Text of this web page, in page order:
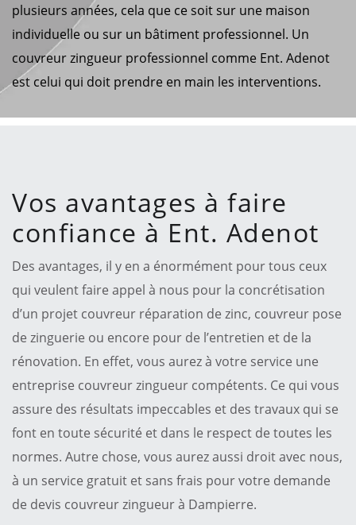
plusieurs années, cela que ce soit sur une maison
individuelle ou sur un bâtiment professionnel. Un
couvreur zingueur professionnel comme Ent. Adenot
est celui qui doit prendre en main les interventions.
Vos avantages à faire
confiance à Ent. Adenot
Des avantages, il y en a énormément pour tous ceux
qui veulent faire appel à nous pour la concrétisation
d’un projet couvreur réparation de zinc, couvreur pose
de zinguerie ou encore pour de l’entretien et de la
rénovation. En effet, vous aurez à votre service une
entreprise couvreur zingueur compétents. Ce qui vous
assure des résultats impeccables et des travaux qui se
font en toute sécurité et dans le respect de toutes les
normes. Autre chose, vous aurez aussi droit avec nous,
à un service gratuit et sans frais pour votre demande
de devis couvreur zingueur à Dampierre.